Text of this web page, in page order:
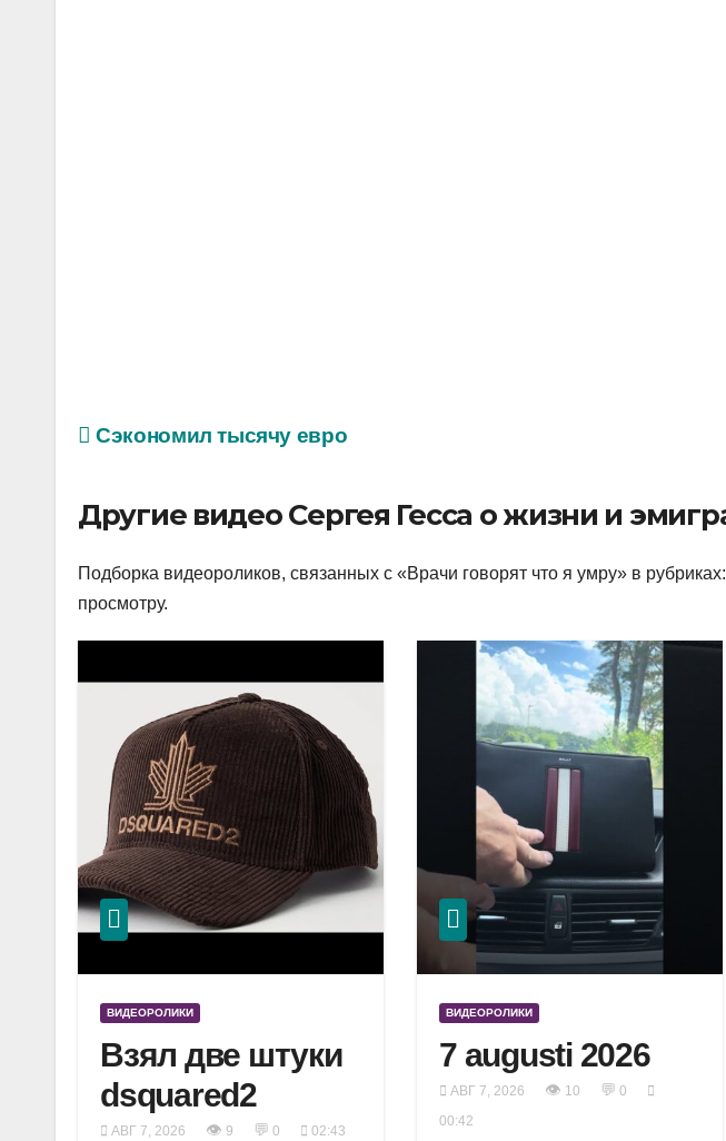
Сэкономил тысячу евро
Другие видео Сергея Гесса о жизни и
Подборка видеороликов, связанных с «Врачи говорят что я умру» в
просмотру.
ВИДЕОРОЛИКИ
Взял две штуки
dsquared2
АВГ 7, 2026 👁 9 💬 0 02:43
ВИДЕОРОЛИКИ
7 augusti 2026
АВГ 7, 2026 👁 10 💬 0
00:42